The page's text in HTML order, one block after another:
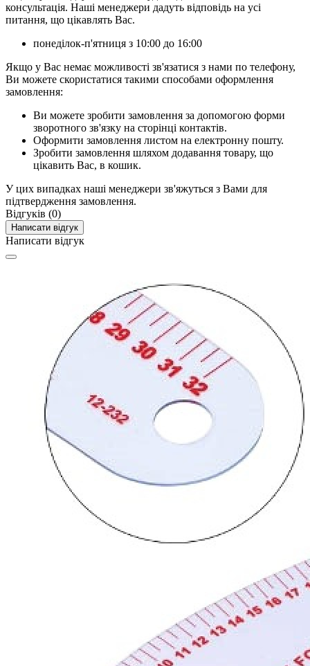
консультація. Наші менеджери дадуть відповідь на усі
питання, що цікавлять Вас.
понеділок-п'ятниця з 10:00 до 16:00
Якщо у Вас немає можливості зв'язатися з нами по телефону,
Ви можете скористатися такими способами оформлення
замовлення:
Ви можете зробити замовлення за допомогою форми
зворотного зв'язку на сторінці контактів.
Оформити замовлення листом на електронну пошту.
Зробити замовлення шляхом додавання товару, що
цікавить Вас, в кошик.
У цих випадках наші менеджери зв'яжуться з Вами для
підтвердження замовлення.
Відгуків (0)
Написати відгук
Написати відгук